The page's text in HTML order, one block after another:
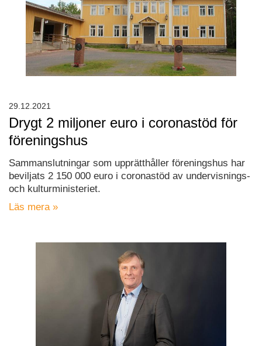
Drygt 2 miljoner euro i coronastöd för
föreningshus
Sammanslutningar som upprätthåller föreningshus har
beviljats 2 150 000 euro i coronastöd av undervisnings-
och kulturministeriet.
Läs mera »
29.12.2021